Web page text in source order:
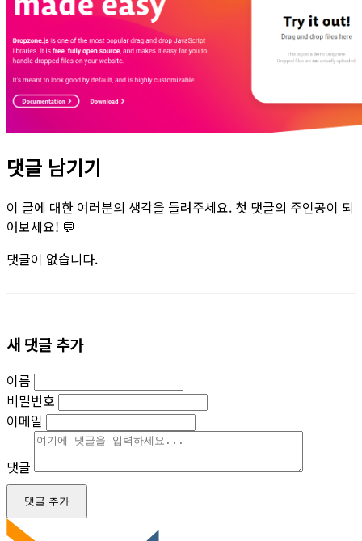
댓글 남기기
이 글에 대한 여러분의 생각을 들려주세요. 첫 댓글의 주인공이 되
어보세요! 💬
댓글이 없습니다.
새 댓글 추가
이름
비밀번호
이메일
댓글
댓글 추가